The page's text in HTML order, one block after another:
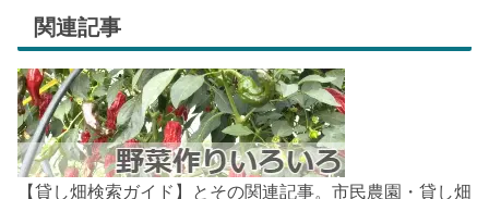
関連記事
【貸し畑検索ガイド】とその関連記事。市民農園・貸し畑